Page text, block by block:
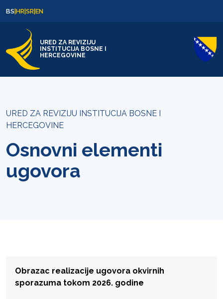
BS|HR|SR|EN
URED ZA REVIZIJU
INSTITUCIJA BOSNE I
HERCEGOVINE
URED ZA REVIZIJU INSTITUCIJA BOSNE I
HERCEGOVINE
Osnovni elementi
ugovora
Obrazac realizacije ugovora okvirnih
sporazuma tokom 2026. godine